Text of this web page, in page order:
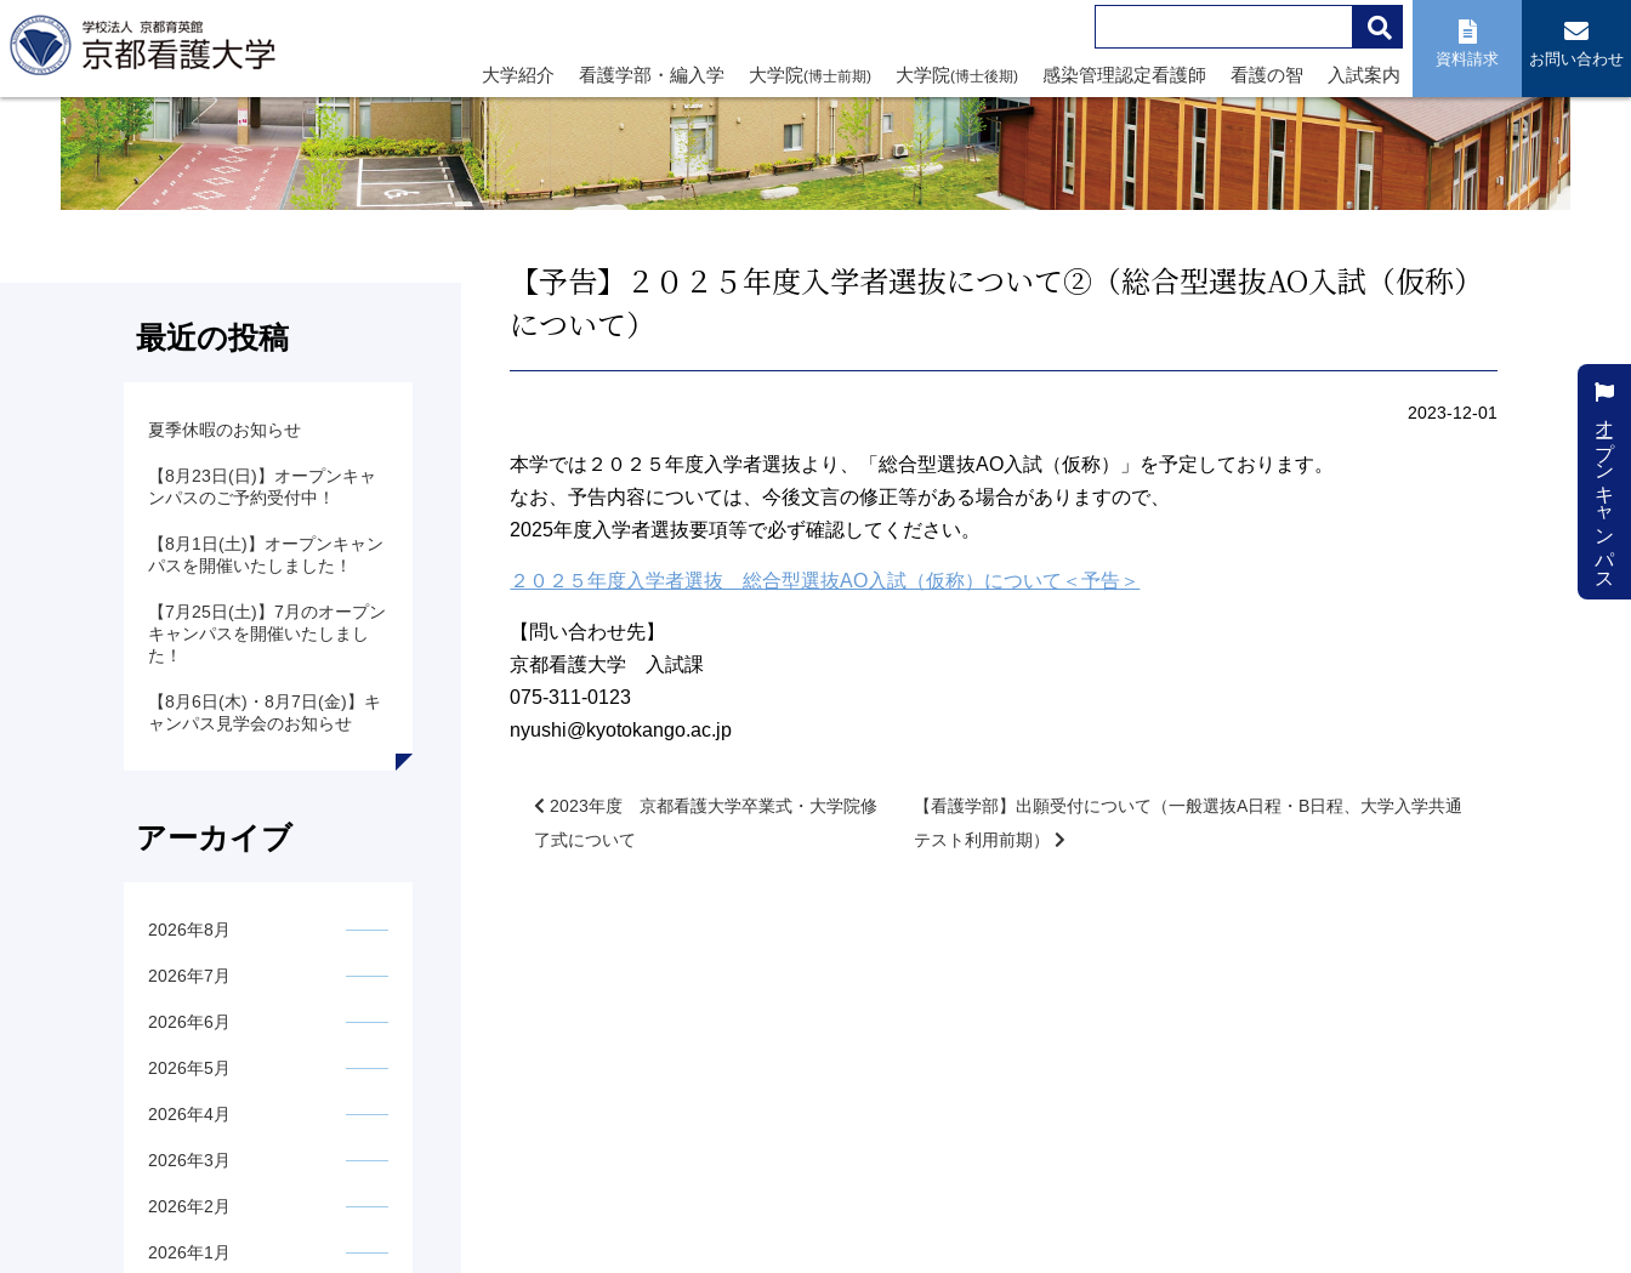
大学紹介 看護学部・編入学 大学院(博士前期) 大学院(博士後期) 感染管理認定看護師 看護の智 入試案内
資料請求 お問い合わせ
【予告】２０２５年度入学者選抜について②（総合型選抜AO入試（仮称）
について）
2023-12-01
本学では２０２５年度入学者選抜より、「総合型選抜AO入試（仮称）」を予定しております。
なお、予告内容については、今後⽂⾔の修正等がある場合がありますので、
2025年度⼊学者選抜要項等で必ず確認してください。
２０２５年度入学者選抜 総合型選抜AO入試（仮称）について＜予告＞
【問い合わせ先】
京都看護大学 入試課
075‐311‐0123
nyushi@kyotokango.ac.jp
2023年度 京都看護大学卒業式・大学院修
了式について
【看護学部】出願受付について（一般選抜A日程・B日程、大学入学共通
テスト利用前期）
最近の投稿
夏季休暇のお知らせ
【8月23日(日)】オープンキャ
ンパスのご予約受付中！
【8月1日(土)】オープンキャン
パスを開催いたしました！
【7月25日(土)】7月のオープン
キャンパスを開催いたしまし
た！
【8月6日(木)・8月7日(金)】キ
ャンパス見学会のお知らせ
アーカイブ
2026年8月
2026年7月
2026年6月
2026年5月
2026年4月
2026年3月
2026年2月
2026年1月
オープンキャンパス